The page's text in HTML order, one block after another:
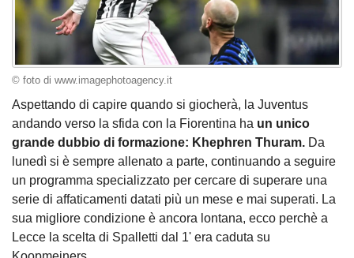
© foto di www.imagephotoagency.it
Aspettando di capire quando si giocherà, la Juventus
andando verso la sfida con la Fiorentina ha un unico
grande dubbio di formazione: Khephren Thuram. Da
lunedì si è sempre allenato a parte, continuando a seguire
un programma specializzato per cercare di superare una
serie di affaticamenti datati più un mese e mai superati. La
sua migliore condizione è ancora lontana, ecco perchè a
Lecce la scelta di Spalletti dal 1' era caduta su